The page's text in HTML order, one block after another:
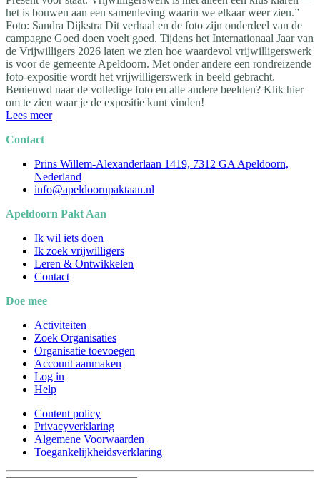
het is bouwen aan een samenleving waarin we elkaar weer zien.”
Foto: Sandra Dijkstra Dit verhaal en de foto zijn onderdeel van de
campagne Goed doen voelt goed. Tijdens het Internationaal Jaar van
de Vrijwilligers 2026 laten we zien hoe waardevol vrijwilligerswerk
is voor de gemeente Apeldoorn. Met onder andere een rondreizende
foto-expositie wordt het vrijwilligerswerk in beeld gebracht.
Benieuwd naar de volledige foto en alle andere beelden? Klik hier
om te zien waar je de expositie kunt vinden!
Lees meer
Contact
Prins Willem-Alexanderlaan 1419, 7312 GA Apeldoorn,
Nederland
info@apeldoornpaktaan.nl
Apeldoorn Pakt Aan
Ik wil iets doen
Ik zoek vrijwilligers
Leren & Ontwikkelen
Contact
Doe mee
Activiteiten
Zoek Organisaties
Organisatie toevoegen
Account aanmaken
Log in
Help
Content policy
Privacyverklaring
Algemene Voorwaarden
Toegankelijkheidsverklaring